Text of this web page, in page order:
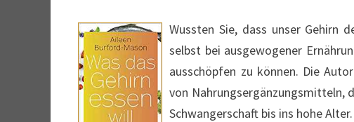
Wussten Sie, dass unser Gehirn
selbst bei ausgewogener
ausschöpfen zu können. Die
von Nahrungsergänzungsmitteln,
Schwangerschaft bis ins hohe Alter.